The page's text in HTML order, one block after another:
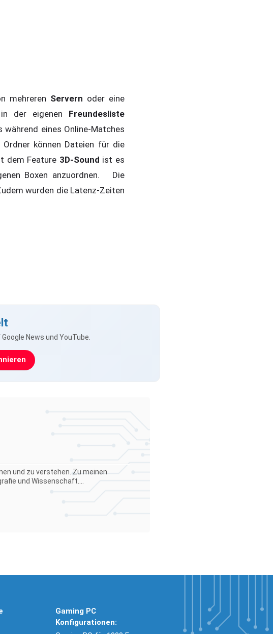
mehreren Servern oder eine
der eigenen Freundesliste
eines Online-Matches
können Dateien für die
dem Feature 3D-Sound ist es
Boxen anzuordnen. Die
wurden die Latenz-Zeiten
News und YouTube.
und zu verstehen. Zu meinen
und Wissenschaft....
Gaming PC
Konfigurationen: